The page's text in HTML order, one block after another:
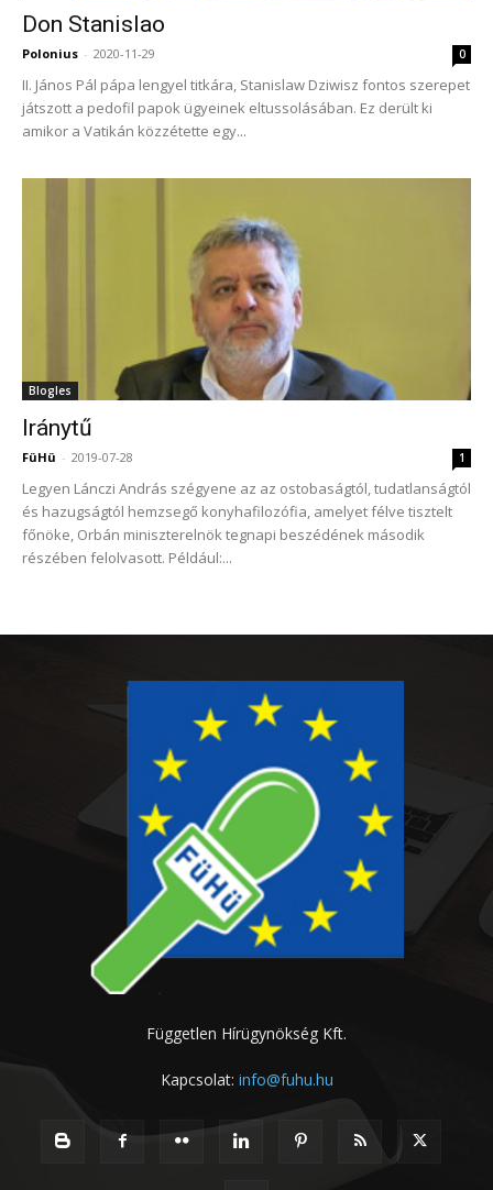
Don Stanislao
Polonius - 2020-11-29 0
II. János Pál pápa lengyel titkára, Stanislaw Dziwisz fontos szerepet
játszott a pedofil papok ügyeinek eltussolásában. Ez derült ki
amikor a Vatikán közzétette egy...
Blogles
Iránytű
FüHü - 2019-07-28 1
Legyen Lánczi András szégyene az az ostobaságtól, tudatlanságtól
és hazugságtól hemzsegő konyhafilozófia, amelyet félve tisztelt
főnöke, Orbán miniszterelnök tegnapi beszédének második
részében felolvasott. Például:...
Független Hírügynökség Kft.
Kapcsolat: info@fuhu.hu